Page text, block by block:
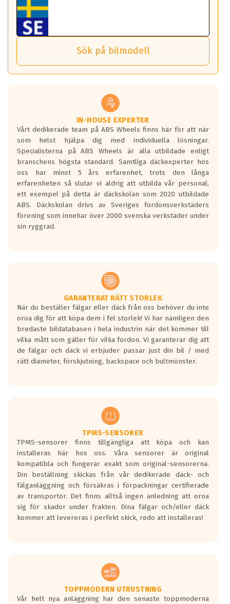
ABS 360 gör det möjligt för dig att ta med fälgarna till din
nästa bil.
Det sparar dig tid och pengar.
*PCD står för pitch circle diameter / Bultmönster.
Tillbehören är av högsta kvalitet och är kompatibla med
ABS Wheels fälgar.
Viktigt att Bult respektive mutter är av storlek (17mm hylsa
Genom att du anger ditt registreringsnummer kan vi matcha
och garantera att tillbehören passar till 100%
vid åtdragning av hjulbultarna.
behöver tänka på.
Sensorn sitter inne i hjulet och skickar signaler om lufttryck
och temperatur till din instrumentpanel.
TPMS gör det enkelt att ha koll på att dina däck håller rätt
tryck. Skulle du tappa tryck i något däck varnar TPMS dig
om detta.
helt kort att du som förare alltid ska ha koll på lufttrycket i
Samtliga ABS Wheels fälgar är kompatibla med TPMS
sensorer.
Sök på bilmodell
IN-HOUSE EXPERTER
Vårt dedikerade team på ABS Wheels finns här för att när
som helst hjälpa dig med individuella lösningar.
Specialisterna på ABS Wheels är alla utbildade enligt
branschens högsta standard. Samtliga däckexperter hos
oss har minst 5 års erfarenhet, trots den långa
erfarenheten så slutar vi aldrig att utbilda vår personal,
ett exempel på detta är däckskolan som 2020 utbildade
ABS. Däckskolan drivs av Sveriges fordonsverkstäders
förening som innehar över 2000 svenska verkstäder under
sin ryggrad.
GARANTERAT RÄTT STORLEK
När du beställer fälgar eller däck från oss behöver du inte
oroa dig för att köpa dem i fel storlek! Vi har nämligen den
bredaste bildatabasen i hela industrin när det kommer till
vilka mått som gäller för vilka fordon. Vi garanterar dig att
de fälgar och däck vi erbjuder passar just din bil / med
rätt diameter, förskjutning, backspace och bultmönster.
TPMS-SENSORER
TPMS-sensorer finns tillgängliga att köpa och kan
installeras här hos oss. Våra sensorer är original
kompatibla och fungerar exakt som original-sensorerna.
Din beställning skickas från vår dedikerade däck- och
fälganläggning och försäkras i förpackningar certifierade
av transportör. Det finns alltså ingen anledning att oroa
sig för skador under frakten. Dina fälgar och/eller däck
kommer att levereras i perfekt skick, redo att installeras!
TOPPMODERN UTRUSTNING
Vår helt nya anläggning har den senaste toppmoderna